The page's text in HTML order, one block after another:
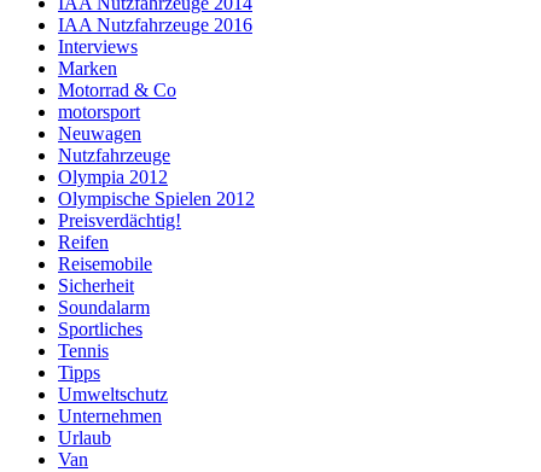
IAA Nutzfahrzeuge 2016
Interviews
Marken
Motorrad & Co
motorsport
Neuwagen
Nutzfahrzeuge
Olympia 2012
Olympische Spielen 2012
Preisverdächtig!
Reifen
Reisemobile
Sicherheit
Soundalarm
Sportliches
Tennis
Tipps
Umweltschutz
Unternehmen
Urlaub
Van